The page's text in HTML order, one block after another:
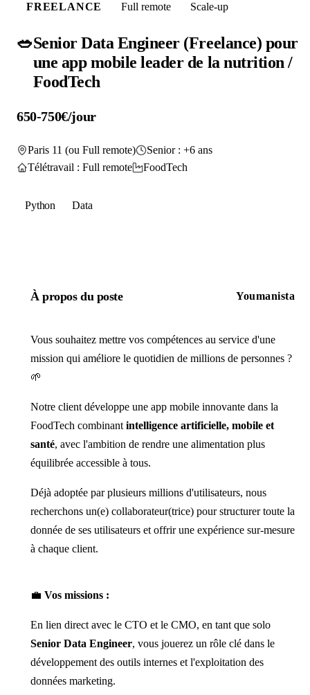
FREELANCE Full remote Scale-up
🥗Senior Data Engineer (Freelance) pour
une app mobile leader de la nutrition /
FoodTech
650-750€/jour
Paris 11 (ou Full remote)
Senior : +6 ans
Télétravail : Full remote
FoodTech
Python Data
À propos du poste Youmanista
Vous souhaitez mettre vos compétences au service d'une
mission qui améliore le quotidien de millions de personnes ?
🌱
Notre client développe une app mobile innovante dans la
FoodTech combinant intelligence artificielle, mobile et
santé, avec l'ambition de rendre une alimentation plus
équilibrée accessible à tous.
Déjà adoptée par plusieurs millions d'utilisateurs, nous
recherchons un(e) collaborateur(trice) pour structurer toute la
donnée de ses utilisateurs et offrir une expérience sur-mesure
à chaque client.
💼 Vos missions :
En lien direct avec le CTO et le CMO, en tant que solo
Senior Data Engineer, vous jouerez un rôle clé dans le
développement des outils internes et l'exploitation des
données marketing.